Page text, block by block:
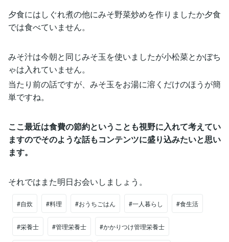
夕食にはしぐれ煮の他にみそ野菜炒めを作りましたか夕食
では食べていません。
みそ汁は今朝と同じみそ玉を使いましたが小松菜とかぼち
ゃは入れていません。
当たり前の話ですが、みそ玉をお湯に溶くだけのほうが簡
単ですね。
ここ最近は食費の節約ということも視野に入れて考えてい
ますのでそのような話もコンテンツに盛り込みたいと思い
ます。
それではまた明日お会いしましょう。
#自炊 #料理 #おうちごはん #一人暮らし #食生活
#栄養士 #管理栄養士 #かかりつけ管理栄養士